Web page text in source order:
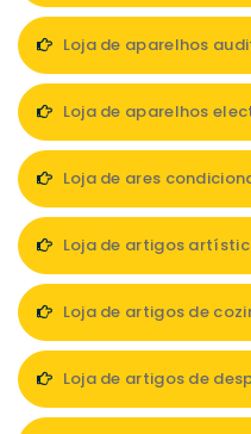
Loja de aparelhos
Loja de aparelhos
Loja de ares
Loja de artigos
Loja de artigos de
Loja de artigos de